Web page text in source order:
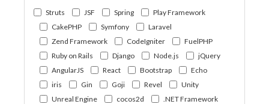
Struts
JSF Spring
Play Framework
CakePHP
Symfony
Laravel
Zend Framework
CodeIgniter
FuelPHP
Ruby on Rails
Django Node.js
jQuery
AngularJS
React Bootstrap
Echo
iris
Gin Goji Revel
Unity
Unreal Engine
cocos2d
.NET Framework